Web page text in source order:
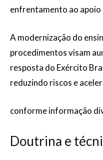
enfrentamento ao apoio
A modernização do
procedimentos visam
resposta do Exército
reduzindo riscos e
conforme informação
Doutrina e